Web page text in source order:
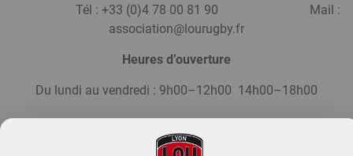
Tél : +33 (0)4 78 00 81 90 Mail :
association@lourugby.fr
Heures d’ouverture
Du lundi au vendredi : 9h00–12h00 14h00–18h00
Abonnez-vous à la Newsletter de l'Asso !